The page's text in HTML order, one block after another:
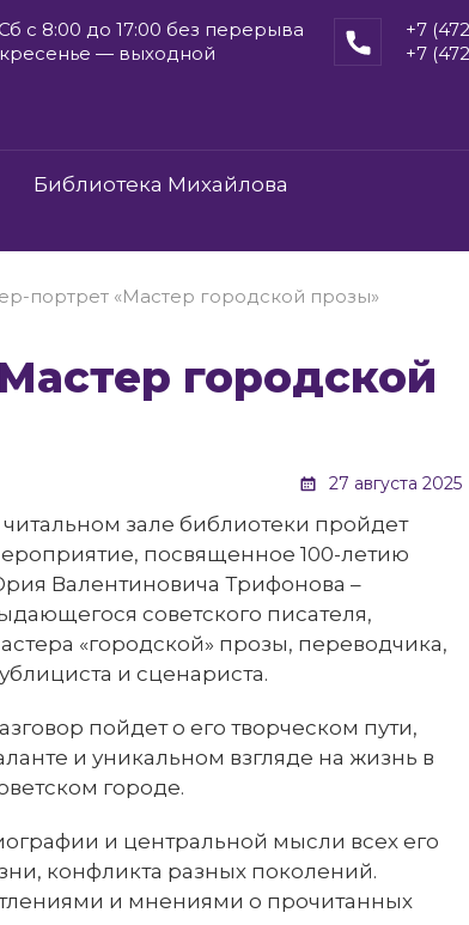
с 8:00 до 17:00 без перерыва
— выходной
+7
+7
Библиотека Михайлова
портрет «Мастер городской прозы»
27 августа 2025
читальном зале библиотеки пройдет
посвященное 100-летию
Валентиновича Трифонова –
советского писателя,
«городской» прозы, переводчика,
и сценариста.
пойдет о его творческом пути,
и уникальном взгляде на жизнь в
городе.
и центральной мысли всех его
конфликта разных поколений.
и мнениями о прочитанных